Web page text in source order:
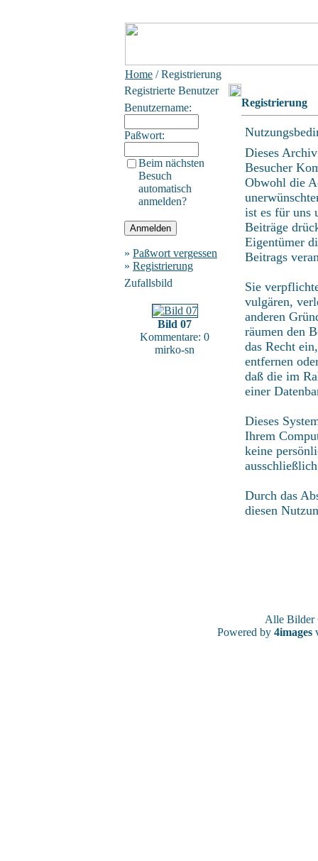
Home / Registrierung
Registrierte Benutzer
Benutzername:
Paßwort:
Beim nächsten
Besuch
automatisch
anmelden?
» Paßwort vergessen
» Registrierung
Zufallsbild
Bild 07
Kommentare: 0
mirko-sn
Registrierung
Dieses
Besucher
Obwohl die
ist es für uns
Beiträge
Eigentümer
Beitrags
Sie
vulgären,
anderen
räumen den
das Recht
entfernen
daß die im
einer
Dieses
Ihrem
keine
Durch das
diesen
Alle
Powered by 4images